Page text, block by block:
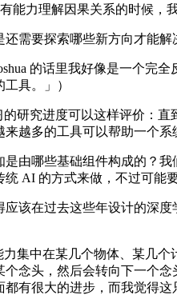
能力理解因果关系的时候，
要探索哪些新方向才能解
的话里我好像是一个完
具。」）
究进度可以这样评价：直
越多的工具可以帮助一个
哪些基础组件构成的？我
AI 的方式来做，不过可能
在过去这些年设计的深度
中在某几个物体、某几个
念头，然后会转向下一个
有很大的进步，而我觉得